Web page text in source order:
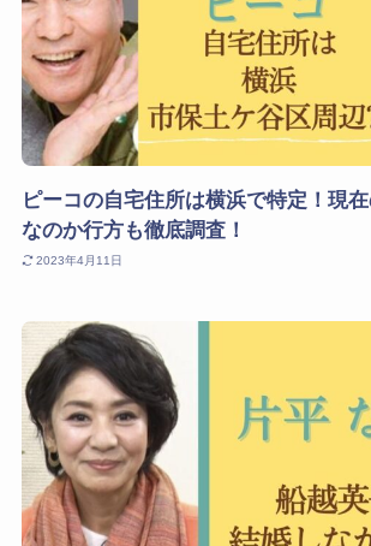
ピーコの自宅住所は横浜で特定！現
なのか行方も徹底調査！
2023年4月11日